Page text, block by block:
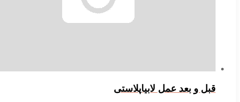
قبل و بعد عمل لابیاپلاستی